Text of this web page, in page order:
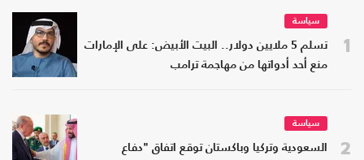
1
سياسة
تسلم 5 ملايين دولار.. البيت الأبيض: على الإمارات
منع أحد أدواتها من مهاجمة ترامب
2
سياسة
السعودية وتركيا وباكستان توقع اتفاق "دفاع